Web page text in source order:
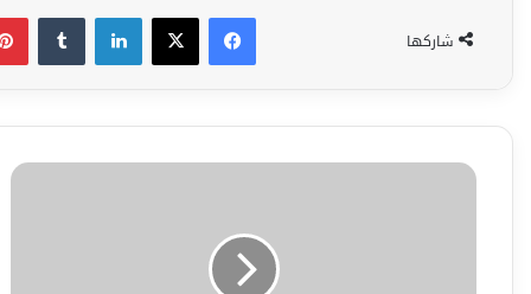
شاركها
فيسبوك‫X لينكدإن
بين